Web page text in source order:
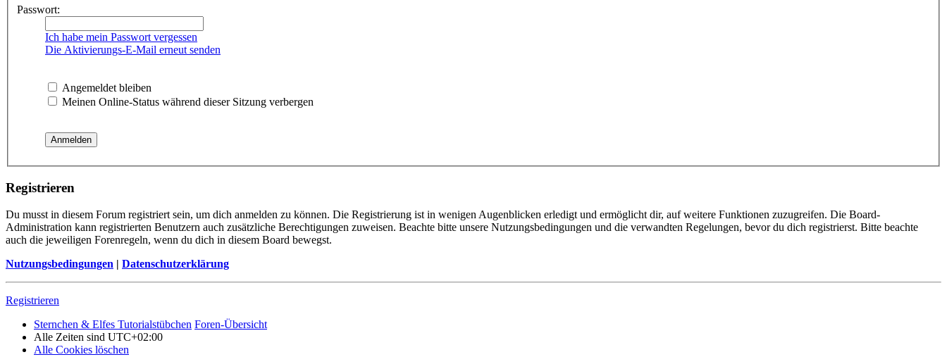
Passwort:
Ich habe mein Passwort vergessen
Die Aktivierungs-E-Mail erneut senden
Angemeldet bleiben
Meinen Online-Status während dieser Sitzung verbergen
Registrieren
Du musst in diesem Forum registriert sein, um dich anmelden zu können. Die Registrierung ist in wenigen Augenblicken erledigt und ermöglicht dir, auf weitere Funktionen zuzugreifen. Die Board-
Administration kann registrierten Benutzern auch zusätzliche Berechtigungen zuweisen. Beachte bitte unsere Nutzungsbedingungen und die verwandten Regelungen, bevor du dich registrierst. Bitte beachte
auch die jeweiligen Forenregeln, wenn du dich in diesem Board bewegst.
Nutzungsbedingungen | Datenschutzerklärung
Registrieren
Sternchen & Elfes Tutorialstübchen Foren-Übersicht
Alle Zeiten sind UTC+02:00
Alle Cookies löschen